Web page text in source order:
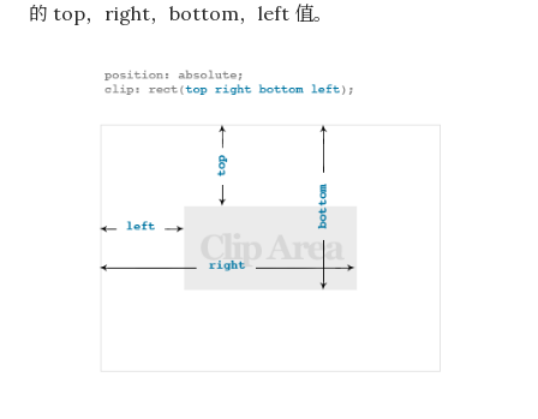
的 top，right，bottom，left 值。